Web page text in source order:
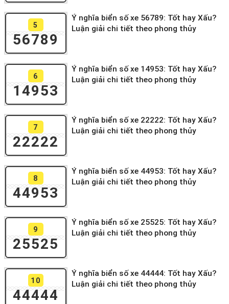
5
56789
Ý nghĩa biển số xe 56789: Tốt hay Xấu?
Luận giải chi tiết theo phong thủy
6
14953
Ý nghĩa biển số xe 14953: Tốt hay Xấu?
Luận giải chi tiết theo phong thủy
7
22222
Ý nghĩa biển số xe 22222: Tốt hay Xấu?
Luận giải chi tiết theo phong thủy
8
44953
Ý nghĩa biển số xe 44953: Tốt hay Xấu?
Luận giải chi tiết theo phong thủy
9
25525
Ý nghĩa biển số xe 25525: Tốt hay Xấu?
Luận giải chi tiết theo phong thủy
10
44444
Ý nghĩa biển số xe 44444: Tốt hay Xấu?
Luận giải chi tiết theo phong thủy